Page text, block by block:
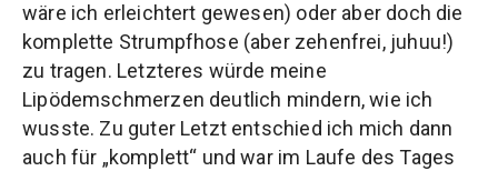
wäre ich erleichtert gewesen) oder aber doch die
komplette Strumpfhose (aber zehenfrei, juhuu!)
zu tragen. Letzteres würde meine
Lipödemschmerzen deutlich mindern, wie ich
wusste. Zu guter Letzt entschied ich mich dann
auch für „komplett“ und war im Laufe des Tages